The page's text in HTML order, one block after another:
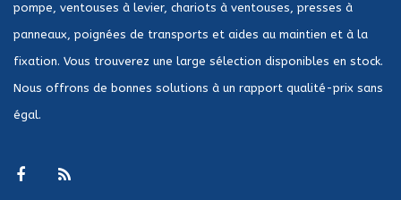
pompe, ventouses à levier, chariots à ventouses, presses à
panneaux, poignées de transports et aides au maintien et à la
fixation. Vous trouverez une large sélection disponibles en stock.
Nous offrons de bonnes solutions à un rapport qualité-prix sans
égal.